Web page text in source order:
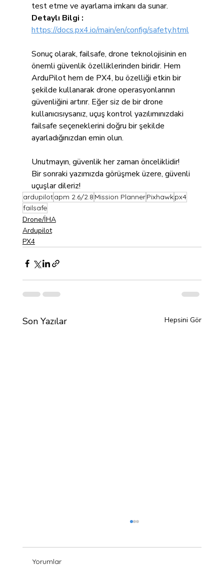
test etme ve ayarlama imkanı da sunar.
Detaylı Bilgi :
https://docs.px4.io/main/en/config/safety.html
Sonuç olarak, failsafe, drone teknolojisinin en
önemli güvenlik özelliklerinden biridir. Hem
ArduPilot hem de PX4, bu özelliği etkin bir
şekilde kullanarak drone operasyonlarının
güvenliğini artırır. Eğer siz de bir drone
kullanıcısıysanız, uçuş kontrol yazılımınızdaki
failsafe seçeneklerini doğru bir şekilde
ayarladığınızdan emin olun.
Unutmayın, güvenlik her zaman önceliklidir!
Bir sonraki yazımızda görüşmek üzere, güvenli
uçuşlar dileriz!
ardupilotapm 2.6/2.8 Mission PlannerPixhawkpx4
failsafe
Drone/İHA
Ardupilot
PX4
Son Yazılar Hepsini Gör
Yorumlar